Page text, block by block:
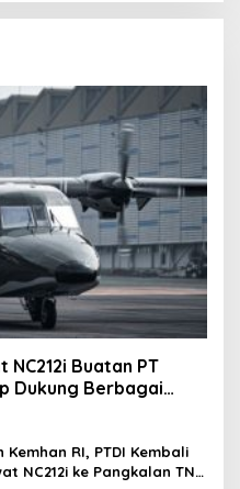
NC212i Buatan PT
Dukung Berbagai
Kemhan RI, PTDI Kembali
NC212i ke Pangkalan TNI